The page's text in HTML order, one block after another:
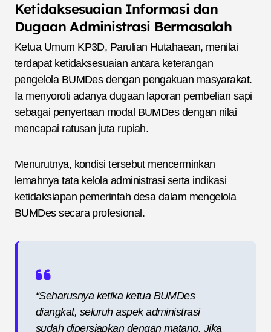
Ketidaksesuaian Informasi dan
Dugaan Administrasi Bermasalah
Ketua Umum KP3D, Parulian Hutahaean, menilai
terdapat ketidaksesuaian antara keterangan
pengelola BUMDes dengan pengakuan masyarakat.
Ia menyoroti adanya dugaan laporan pembelian sapi
sebagai penyertaan modal BUMDes dengan nilai
mencapai ratusan juta rupiah.
Menurutnya, kondisi tersebut mencerminkan
lemahnya tata kelola administrasi serta indikasi
ketidaksiapan pemerintah desa dalam mengelola
BUMDes secara profesional.
“Seharusnya ketika ketua BUMDes
diangkat, seluruh aspek administrasi
sudah dipersiapkan dengan matang. Jika